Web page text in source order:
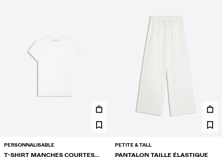
PERSONNALISABLE
T-SHIRT MANCHES COURTES
PETITE & TALL
PANTALON TAILLE ÉLASTIQUE